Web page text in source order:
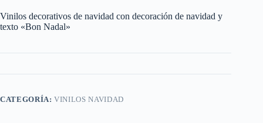
Vinilos decorativos de navidad con decoración de navidad y
texto «Bon Nadal»
CATEGORÍA:VINILOS NAVIDAD